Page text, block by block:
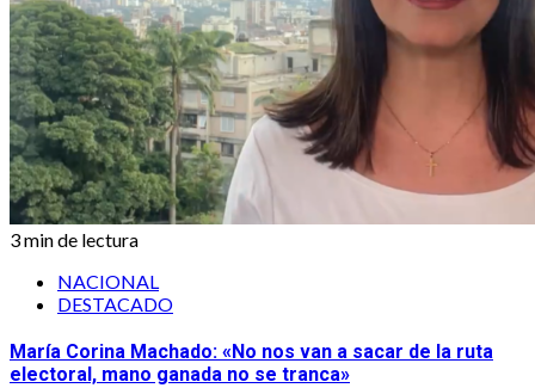
3 min de lectura
NACIONAL
DESTACADO
María Corina Machado: «No nos van a sacar de la ruta
electoral, mano ganada no se tranca»